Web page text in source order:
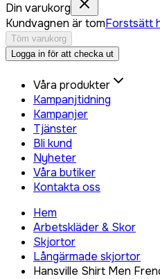
Din varukorg
Kundvagnen är tomForstsätt
Töm varukorg
Logga in för att checka ut
Våra produkter
Kampanjtidning
Kampanjer
Tjänster
Bli kund
Nyheter
Våra butiker
Kontakta oss
Hem
Arbetskläder & Skor
Skjortor
Långärmade skjortor
Hansville Shirt Men